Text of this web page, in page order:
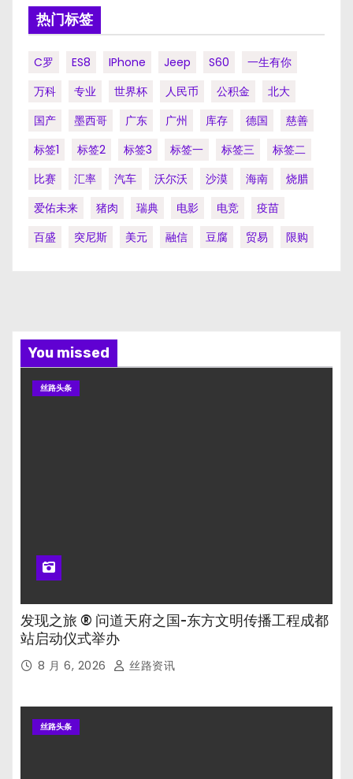
热门标签
C罗 ES8 IPhone Jeep S60
一生有你
万科
专业 世界杯 人民币 公积金
北大
国产
墨西哥 广东 广州 库存 德国
慈善
标签1
标签2 标签3 标签一 标签三
标签二
比赛
汇率 汽车 沃尔沃 沙漠 海南
烧腊
爱佑未来
猪肉 瑞典 电影 电竞
疫苗
百盛
突尼斯 美元 融信 豆腐 贸易 限购
You missed
丝路头条
发现之旅 ® 问道天府之国-东方文明传播工程成都
站启动仪式举办
8 月 6, 2026 丝路资讯
丝路头条